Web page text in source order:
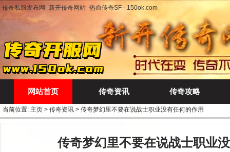
传奇私服发布网_新开传奇网站_热血传奇SF - 150ok.com
网站首页 传奇资讯 传奇攻略
当前位置: 主页 > 传奇资讯 > 传奇梦幻里不要在说战士职业没有任何的作用
传奇梦幻里不要在说战士职业